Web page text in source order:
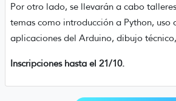
Por otro lado, se llevarán a cabo
temas como introducción a Python, uso
aplicaciones del Arduino, dibujo
Inscripciones hasta el 21/10.